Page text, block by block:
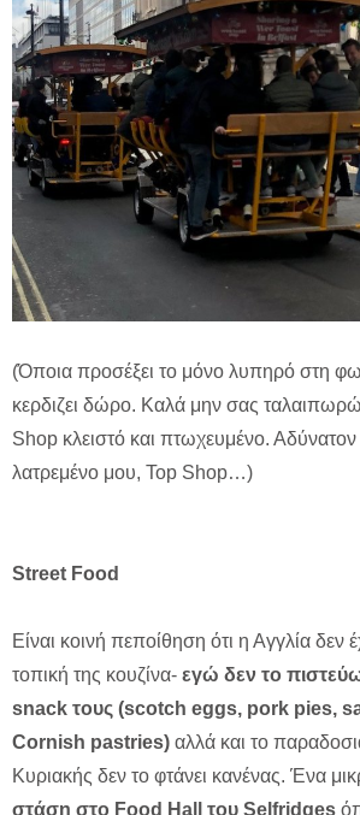
(Όποια προσέξει το μόνο λυπηρό στη
κερδιζει δώρο. Καλά μην σας
Shop κλειστό και πτωχευμένο.
λατρεμένο μου, Top Shop…)
Street Food
Είναι κοινή πεποίθηση ότι η Αγγλία δεν
τοπική της κουζίνα- εγώ δεν το πιστεύω
snack τους (scotch eggs, pork pies,
Cornish pastries) αλλά και το
Κυριακής δεν το φτάνει κανένας. Ένα
στάση στο Food Hall του Selfridges